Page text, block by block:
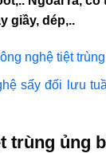
giầy, dép,..
nghệ tiệt
sấy đối lưu
trùng ủng